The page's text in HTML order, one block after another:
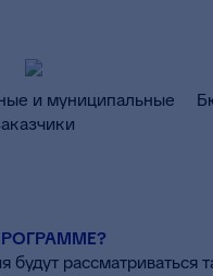
и муниципальные
будут рассматриваться